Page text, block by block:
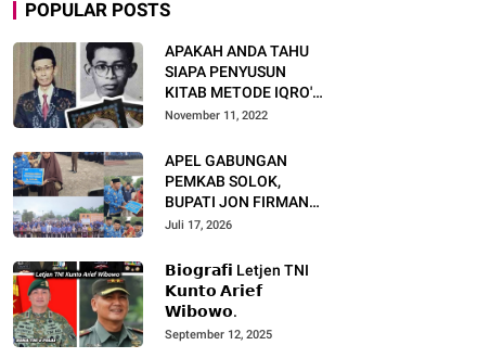
POPULAR POSTS
APAKAH ANDA TAHU
SIAPA PENYUSUN
KITAB METODE IQRO'?
INI BIOGRAFI KH. AS'AD
November 11, 2022
APEL GABUNGAN
PEMKAB SOLOK,
BUPATI JON FIRMAN
PANDU TEKANKAN ASN
DAN PELAYANAN
MASYARAKAT.
Juli 17, 2026
𝗕𝗶𝗼𝗴𝗿𝗮𝗳𝗶 Letjen TNI
𝗞𝘂𝗻𝘁𝗼 𝗔𝗿𝗶𝗲𝗳
𝗪𝗶𝗯𝗼𝘄𝗼.
September 12, 2025